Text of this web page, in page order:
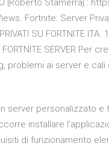
[Roberto Stamerra] :
Fortnite: Server
SU FORTNITE ITA.
SERVER Per
problemi ai server e
server personalizzato e
installare
di funzionamento